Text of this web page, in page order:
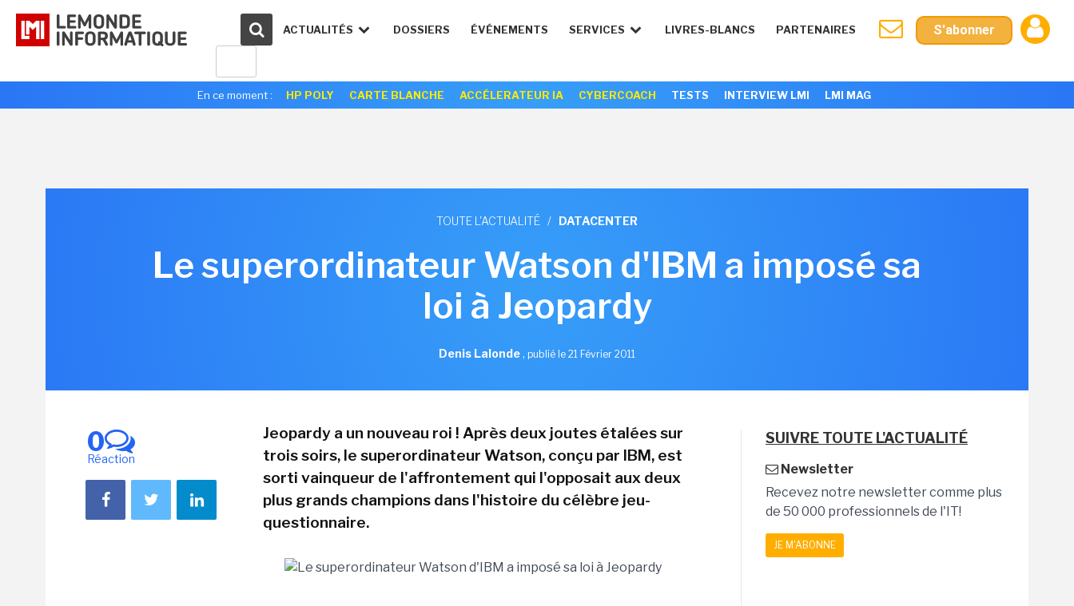
ACTUALITÉS DOSSIERS ÉVÉNEMENTS SERVICES LIVRES-BLANCS PARTENAIRES S'abonner
En ce moment : HP POLY CARTE BLANCHE ACCÉLERATEUR IA CYBERCOACH TESTS INTERVIEW LMI LMI MAG
TOUTE L'ACTUALITÉ / DATACENTER
Le superordinateur Watson d'IBM a imposé sa
loi à Jeopardy
Denis Lalonde, publié le 21 Février 2011
0
Réaction
Jeopardy a un nouveau roi ! Après deux joutes étalées sur
trois soirs, le superordinateur Watson, conçu par IBM, est
sorti vainqueur de l'affrontement qui l'opposait aux deux
plus grands champions dans l'histoire du célèbre jeu-
questionnaire.
SUIVRE TOUTE L'ACTUALITÉ
Newsletter
Recevez notre newsletter comme plus
de 50 000 professionnels de l'IT!
JE M'ABONNE